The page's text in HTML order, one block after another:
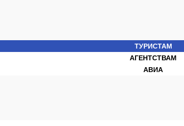
ТУРИСТАМ
АГЕНТСТВАМ
АВИА